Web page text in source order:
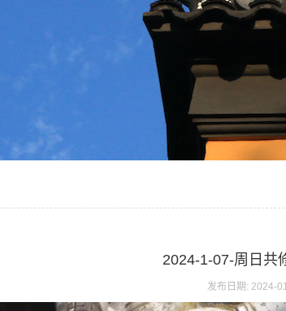
2024-1-07-周日共
发布日期: 2024-